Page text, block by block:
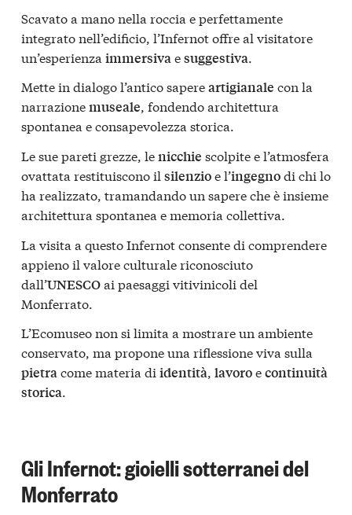
Scavato a mano nella roccia e perfettamente
integrato nell’edificio, l’Infernot offre al visitatore
un’esperienza immersivaesuggestiva.
Mette in dialogo l’antico sapereartigianale con la
narrazionemuseale, fondendo architettura
spontanea e consapevolezza storica.
Le sue pareti grezze, lenicchie scolpite e l’atmosfera
ovattata restituiscono il silenzioe l’ingegnodi chi lo
ha realizzato, tramandando un sapere che è insieme
architettura spontanea e memoria collettiva.
La visita a questo Infernot consente di comprendere
appieno il valore culturale riconosciuto
dall’UNESCOai paesaggi vitivinicoli del
Monferrato.
L’Ecomuseo non si limita a mostrare un ambiente
conservato, ma propone una riflessione viva sulla
pietracome materia di identità, lavoroecontinuità
storica.
Gli Infernot: gioielli sotterranei del
Monferrato